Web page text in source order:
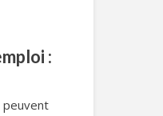
:
peuvent